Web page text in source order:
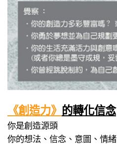
《創造力》 的轉化信念
你是創造源頭
你的想法、信念、意圖、情緒